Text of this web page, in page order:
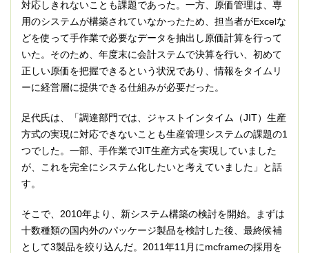
対応しきれないことも課題であった。一方、原価管理は、専
用のシステムが構築されていなかったため、担当者がExcelな
どを使って手作業で必要なデータを抽出し原価計算を行って
いた。そのため、年度末に会計ステムで決算を行い、初めて
正しい原価を把握できるという状況であり、情報をタイムリ
ーに経営層に提供できる仕組みが必要だった。
足代氏は、「調達部門では、ジャストインタイム（JIT）生産
方式の実現に対応できないことも生産管理システムの課題の1
つでした。一部、手作業でJIT生産方式を実現していました
が、これを完全にシステム化したいと考えていました」と話
す。
そこで、2010年より、新システム構築の検討を開始。まずは
十数種類の国内外のパッケージ製品を検討した後、最終候補
として3製品を絞り込んだ。2011年11月にmcframeの採用を